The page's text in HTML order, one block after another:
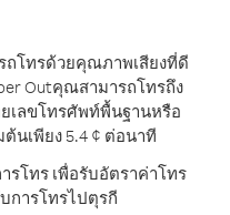
โทรด้วยคุณภาพเสียงที่ดี
Outคุณสามารถโทรถึง
เลขโทรศัพท์พื้นฐานหรือ
นเพียง 5.4 ¢ ต่อนาที
รโทร เพื่อรับอัตราค่าโทร
การโทรไปตุรกี